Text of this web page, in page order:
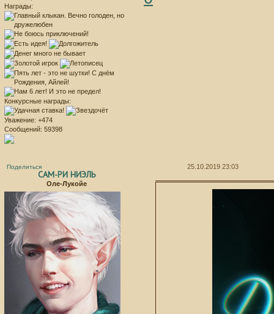
Награды:
Конкурсные награды:
Уважение: +474
Сообщений: 59398
Поделиться 25.10.2019 23:03
САМ-РИ НИЭЛЬ
Оле-Лукойе